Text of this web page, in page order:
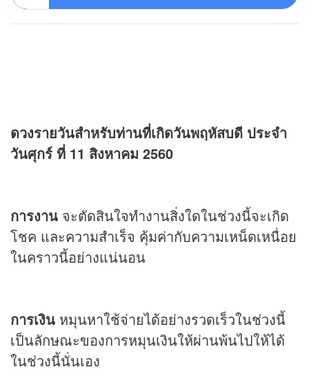
ดวงรายวันสำหรับท่านที่เกิดวันพฤหัสบดี ประจำ
วันศุกร์ ที่ 11 สิงหาคม 2560
การงาน จะตัดสินใจทำงานสิ่งใดในช่วงนี้จะเกิด
โชค และความสำเร็จ คุ้มค่ากับความเหน็ดเหนื่อย
ในคราวนี้อย่างแน่นอน
การเงิน หมุนหาใช้จ่ายได้อย่างรวดเร็วในช่วงนี้
เป็นลักษณะของการหมุนเงินให้ผ่านพ้นไปให้ได้
ในช่วงนี้นั่นเอง